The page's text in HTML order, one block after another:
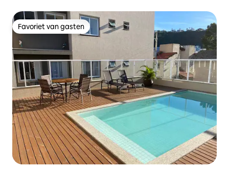
Favoriet van gasten
Favoriet van gasten